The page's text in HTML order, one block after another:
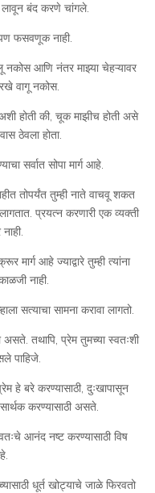
लावून बंद करणे चांगले.
पण फसवणूक नाही.
नकोस आणि नंतर माझ्या चेहऱ्यावर
वागू नकोस.
होती की, चूक माझीच होती असे
ठेवला होता.
सर्वात सोपा मार्ग आहे.
तोपर्यंत तुम्ही नाते वाचवू शकत
प्रयत्न करणारी एक व्यक्ती
मार्ग आहे ज्याद्वारे तुम्ही त्यांना
नाही.
सत्याचा सामना करावा लागतो.
तथापि, प्रेम तुमच्या स्वतःशी
पाहिजे.
हे बरे करण्यासाठी, दुःखापासून
करण्यासाठी असते.
आनंद नष्ट करण्यासाठी विष
धूर्त खोट्याचे जाळे फिरवतो